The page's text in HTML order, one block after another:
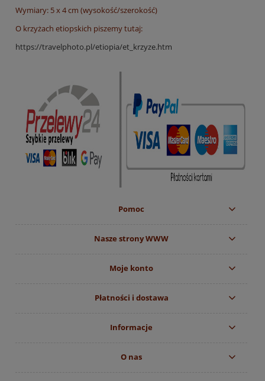
Wymiary: 5 x 4 cm (wysokość/szerokość)
O krzyżach etiopskich piszemy tutaj:
https://travelphoto.pl/etiopia/et_krzyze.htm
Pomoc
Nasze strony WWW
Moje konto
Płatności i dostawa
Informacje
O nas